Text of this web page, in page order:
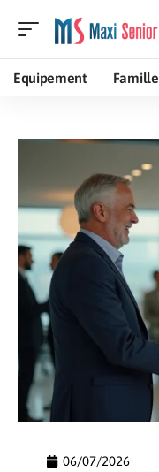
Equipement Famille
06/07/2026